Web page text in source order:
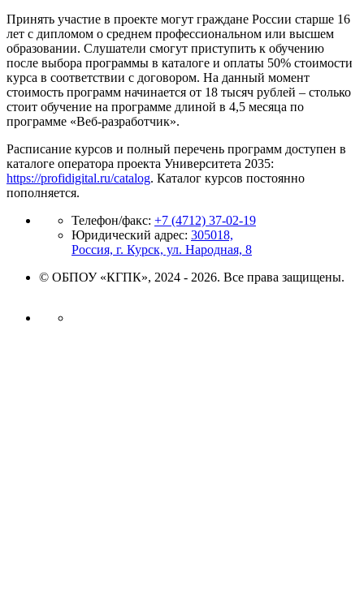
Принять участие в проекте могут граждане России старше 16
лет с дипломом о среднем профессиональном или высшем
образовании. Слушатели смогут приступить к обучению
после выбора программы в каталоге и оплаты 50% стоимости
курса в соответствии с договором. На данный момент
стоимость программ начинается от 18 тысяч рублей – столько
стоит обучение на программе длиной в 4,5 месяца по
программе «Веб-разработчик».
Расписание курсов и полный перечень программ доступен в
каталоге оператора проекта Университета 2035:
https://profidigital.ru/catalog. Каталог курсов постоянно
пополняется.
Телефон/факс: +7 (4712) 37-02-19
Юридический адрес: 305018,
Россия, г. Курск, ул. Народная, 8
© ОБПОУ «КГПК», 2024 - 2026. Все права защищены.